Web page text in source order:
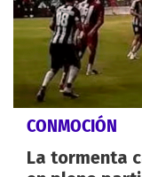
CONMOCIÓN
La tormenta